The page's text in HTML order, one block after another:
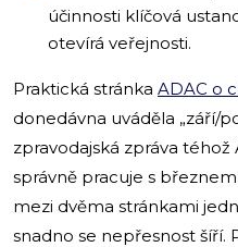
účinnosti klíčová
otevírá veřejnosti.
Praktická stránka ADAC o
donedávna uváděla „září/
zpravodajská zpráva
správně pracuje s
mezi dvěma stránkami
snadno se nepřesnost šíří.